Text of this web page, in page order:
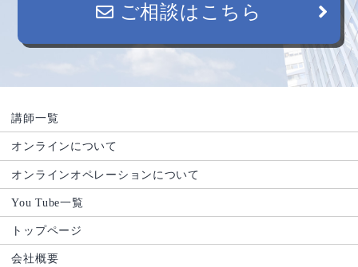
ご相談はこちら
講師一覧
オンラインについて
オンラインオペレーションについて
You Tube一覧
トップページ
会社概要